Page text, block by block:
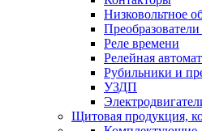
Низковольтное
Реле времени
Релейная
Рубильники и
УЗДП
Щитовая продукция,